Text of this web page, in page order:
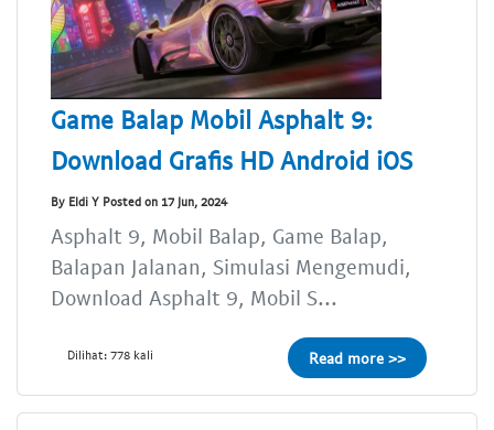
Game Balap Mobil Asphalt 9:
Download Grafis HD Android iOS
By Eldi Y Posted on 17 Jun, 2024
Asphalt 9, Mobil Balap, Game Balap,
Balapan Jalanan, Simulasi Mengemudi,
Download Asphalt 9, Mobil S...
Dilihat: 778 kali Read more >>